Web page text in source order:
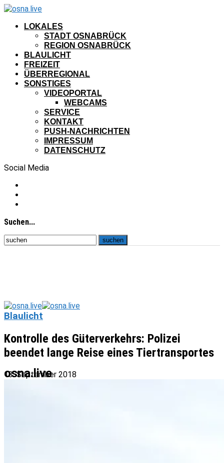
LOKALES
STADT OSNABRÜCK
REGION OSNABRÜCK
BLAULICHT
FREIZEIT
ÜBERREGIONAL
SONSTIGES
VIDEOPORTAL
WEBCAMS
SERVICE
KONTAKT
PUSH-NACHRICHTEN
IMPRESSUM
DATENSCHUTZ
Social Media
Suchen...
osna.live
Blaulicht
Kontrolle des Güterverkehrs: Polizei
beendet lange Reise eines Tiertransportes
13. September 2018